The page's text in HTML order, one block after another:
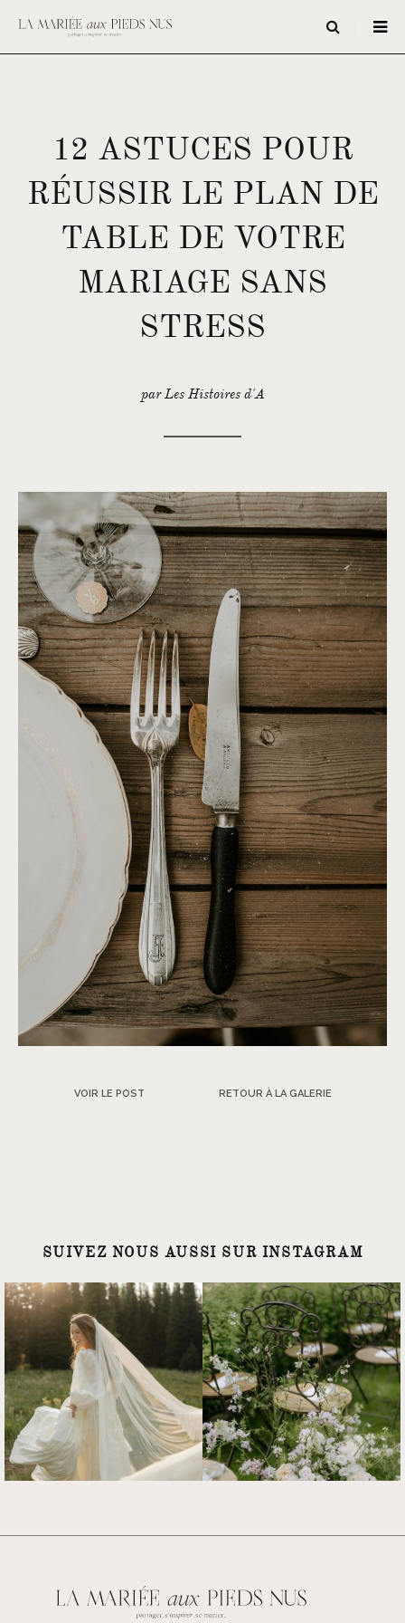
12 ASTUCES POUR
RÉUSSIR LE PLAN DE
TABLE DE VOTRE
MARIAGE SANS
STRESS
par Les Histoires d'A
VOIR LE POST RETOUR À LA GALERIE
SUIVEZ NOUS AUSSI SUR INSTAGRAM